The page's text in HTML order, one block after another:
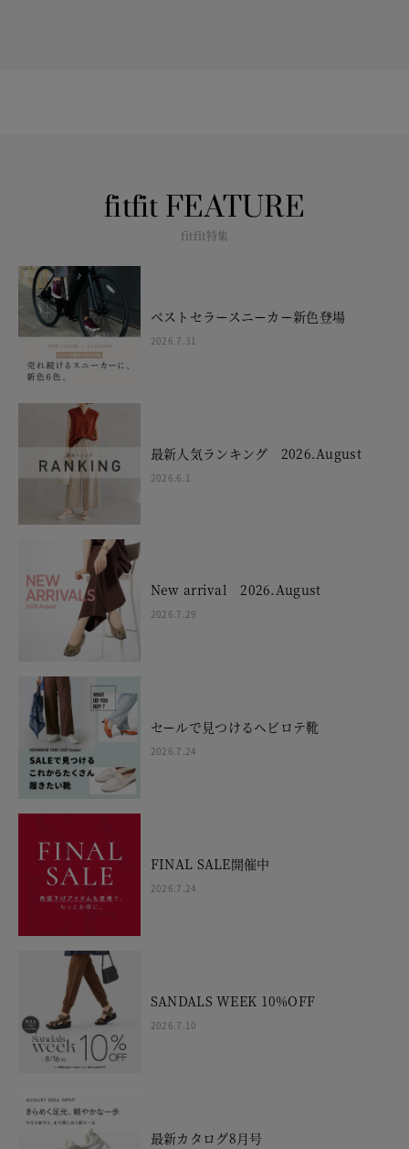
fitfit FEATURE
fitfit特集
ベストセラースニーカー新色登場
2026.7.31
最新人気ランキング 2026.August
2026.6.1
New arrival 2026.August
2026.7.29
セールで見つけるヘビロテ靴
2026.7.24
FINAL SALE開催中
2026.7.24
SANDALS WEEK 10%OFF
2026.7.10
最新カタログ8月号